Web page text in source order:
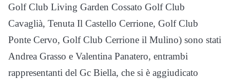
Golf Club Living Garden Cossato Golf Club
Cavaglià, Tenuta Il Castello Cerrione, Golf Club
Ponte Cervo, Golf Club Cerrione il Mulino) sono stati
Andrea Grasso e Valentina Panatero, entrambi
rappresentanti del Gc Biella, che si è aggiudicato